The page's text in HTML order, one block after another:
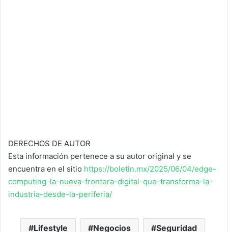
DERECHOS DE AUTOR
Esta información pertenece a su autor original y se
encuentra en el sitio https://boletin.mx/2025/06/04/edge-
computing-la-nueva-frontera-digital-que-transforma-la-
industria-desde-la-periferia/
Lifestyle Negocios Seguridad